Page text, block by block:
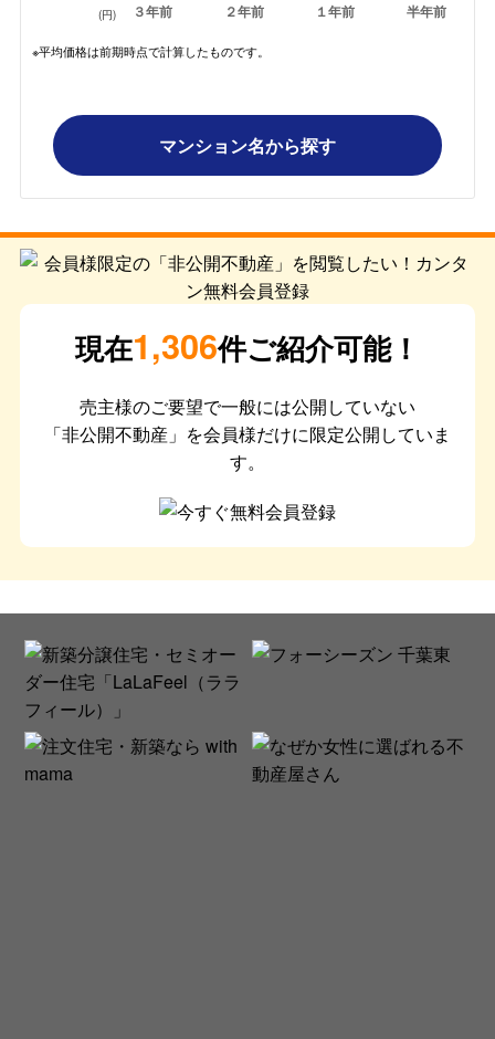
３年前 ２年前 １年前 半年前
(円)
※平均価格は前期時点で計算したものです。
マンション名から探す
現在1,306件ご紹介可能！
売主様のご要望で一般には公開していない
「非公開不動産」を会員様だけに限定公開していま
す。